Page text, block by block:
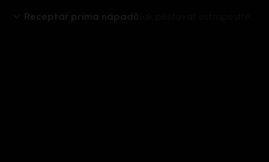
Receptář prima nápadů